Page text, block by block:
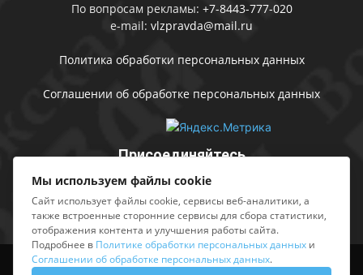
По вопросам рекламы: +7-8443-777-020
e-mail: vlzpravda@mail.ru
Политика обработки персональных данных
Соглашении об обработке персональных данных
Присоединяйтесь
Выходные данные Sing in
Мы используем файлы cookie
Сайт использует файлы cookie, сервисы веб-аналитики, а
также встроенные сторонние сервисы для сбора статистики,
отображения контента и улучшения работы сайта.
Подробнее в Политике обработки персональных данных и
Соглашении об обработке персональных данных.